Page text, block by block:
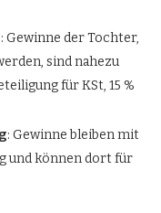
: Gewinne der Tochter,
sind nahezu
für KSt, 15 %
: Gewinne bleiben mit
und können dort für